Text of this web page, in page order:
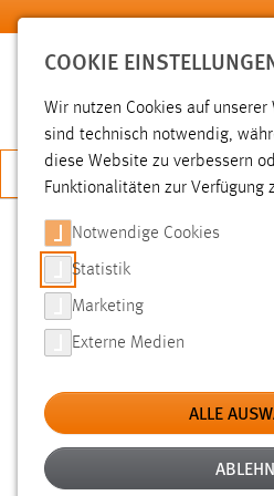
Zum Hauptinhalt springen
JETZT
Hochschule Aktuelles News der
WORKSHOP PATBASE
15.07.2015
Über 100.000
analysieren – Jorge
COOKIE
Wir nutzen Cookies auf
sind technisch notwendig,
diese Website zu verbessern
Funktionalitäten zur Verfügung
Notwendige Cookies
Statistik
Marketing
Externe Medien
ALLE